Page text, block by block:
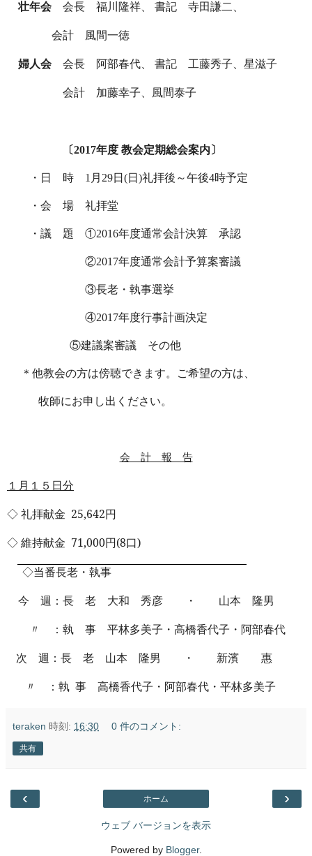
壮年会 会長 福川隆祥、 書記 寺田謙二、
会計 風間一徳
婦人会 会長 阿部春代、 書記 工藤秀子、星滋子
会計 加藤幸子、風間泰子
〔2017年度 教会定期総会案内〕
・日 時 1月 29日 (日 )礼拝後～午後4時予定
・会 場 礼拝堂
・議 題 ①2016年度通常会計決算 承認
②2017年度通常会計予算案審議
③長老・執事選挙
④2017年度行事計画決定
⑤建議案審議 その他
＊他教会の方は傍聴できます。ご希望の方は、
牧師にお申し出ください。
会 計 報 告
１月１５日分
◇ 礼拝献金 25,642円
◇ 維持献金 71,000円(8口)
◇当番長老・執事
今 週：長 老 大和 秀彦 ・ 山本 隆男
〃 ：執 事 平林多美子・高橋香代子・阿部春代
次 週：長 老 山本 隆男 ・ 新濱 惠
〃 ：執 事 高橋香代子・阿部春代・平林多美子
teraken 時刻: 16:30 0 件のコメント:
共有
‹ ›
ホーム
ウェブ バージョンを表示
Powered by Blogger.